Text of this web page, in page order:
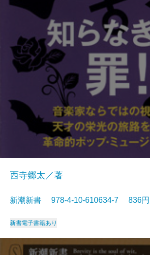
西寺郷太／著
新潮新書 978-4-10-610634-7 836
新書電子書籍あり